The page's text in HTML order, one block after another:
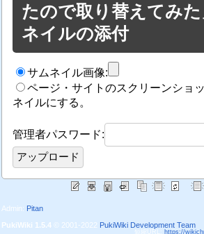
たので取り替えてみ
ネイルの添付
サムネイル画像:
ページ・サイトのスクリーンショ
ネイルにする。
管理者パスワード:
Admin: Pitan
PukiWiki 1.5.4 © 2001-2022 PukiWiki Development Team
短縮URL: https://